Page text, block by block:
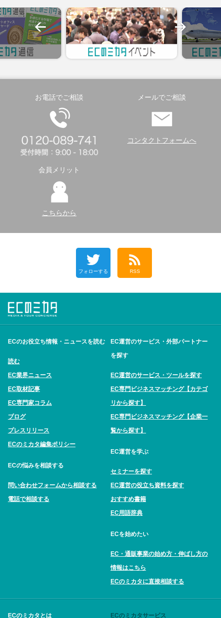
お電話でご相談 メールでご相談
コンタクトフォームへ
会員メリット
こちらから
フォローする RSS
ECのお役立ち情報・ニュースを読む
読む
EC業界ニュース
EC取材記事
EC専門家コラム
ブログ
プレスリリース
ECのミカタ編集ポリシー
ECの悩みを相談する
問い合わせフォームから相談する
電話で相談する
EC運営のサービス・外部パートナー
を探す
EC運営のサービス・ツールを探す
EC専門ビジネスマッチング【カテゴ
リから探す】
EC専門ビジネスマッチング【企業一
覧から探す】
EC運営を学ぶ
セミナーを探す
EC運営の役立ち資料を探す
おすすめ書籍
EC用語辞典
ECを始めたい
EC・通販事業の始め方・伸ばし方の
情報はこちら
ECのミカタに直接相談する
ECのミカタとは ECのミカタサービス